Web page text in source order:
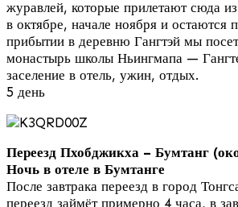
журавлей, которые прилетают сюда из
в октябре, начале ноября и остаются
прибытии в деревню Гангтэй мы
монастырь школы Ньингмапа —
заселение в отель, ужин, отдых.
5 день
Переезд Пхобджикха – Бумтанг
Ночь в отеле в Бумтанге
После завтрака переезд в город
переезд займёт примерно 4 часа, в